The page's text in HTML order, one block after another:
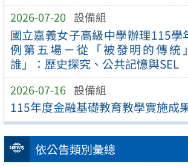
2026-07-20 設備組
國立嘉義女子高級中學辦理115學
例第五場－從「被發明的傳統
誰」：歷史探究、公共記憶與SEL
2026-07-16 設備組
115年度金融基礎教育教學實施成
依公告類別彙總